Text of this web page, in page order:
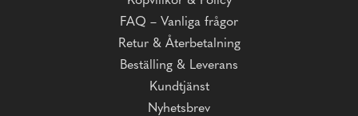
FAQ – Vanliga frågor
Retur & Återbetalning
Beställing & Leverans
Kundtjänst
Nyhetsbrev